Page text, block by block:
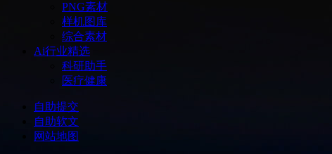
PNG素材
样机图库
综合素材
Ai行业精选
科研助手
医疗健康
自助提交
自助软文
网站地图